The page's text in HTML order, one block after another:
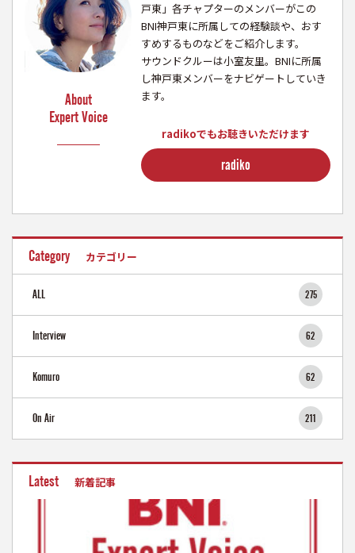
About
Expert Voice
戸東」各チャプターのメンバーがこの
BNI神戸東に所属しての経験談や、おす
すめするものなどをご紹介します。
サウンドクルーは小室友里。BNIに所属
し神戸東メンバーをナビゲートしていき
ます。
radikoでもお聴きいただけます
radiko
Category カテゴリー
ALL 275
Interview 62
Komuro 62
On Air 211
Latest 新着記事